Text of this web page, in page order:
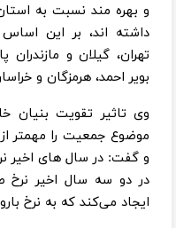
و بهره مند نسبت به
داشته اند، بر این
تهران، گیلان و
بویر احمد، هرمزگان و
وی تاثیر تقویت بنیان
موضوع جمعیت را مهمتر
و گفت: در سال های اخیر
در دو سه سال اخیر نرخ
ایجاد می‌کند که به نرخ